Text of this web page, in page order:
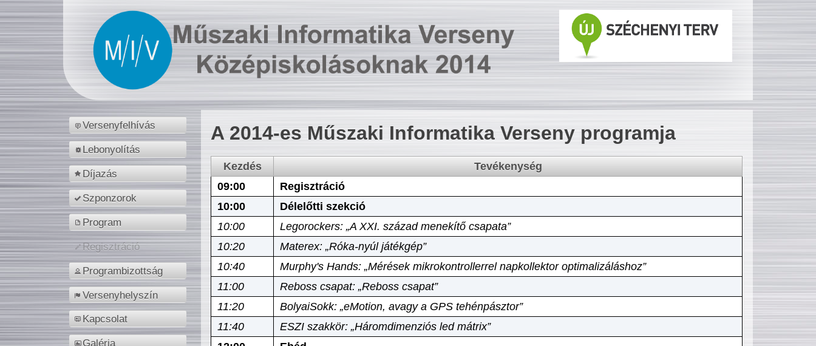
Versenyfelhívás
Lebonyolítás
Díjazás
Szponzorok
Program
Regisztráció
Programbizottság
Versenyhelyszín
Kapcsolat
Galéria
A 2014-es Műszaki Informatika Verseny programja
Kezdés
Tevékenység
09:00
Regisztráció
10:00
Délelőtti szekció
10:00
Legorockers: „A XXI. század menekítő csapata”
10:20
Materex: „Róka-nyúl játékgép”
10:40
Murphy's Hands: „Mérések mikrokontrollerrel napkollektor optimalizáláshoz”
11:00
Reboss csapat: „Reboss csapat”
11:20
BolyaiSokk: „eMotion, avagy a GPS tehénpásztor”
11:40
ESZI szakkör: „Háromdimenziós led mátrix”